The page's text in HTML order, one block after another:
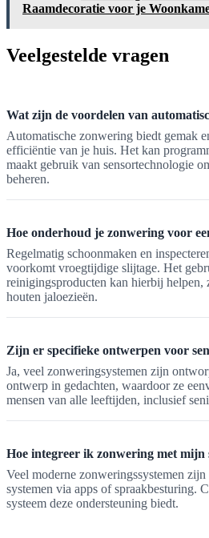
Raamdecoratie voor je
Veelgestelde vragen
Wat zijn de voordelen van
Automatische zonwering biedt gemak
efficiëntie van je huis. Het kan
maakt gebruik van sensortechnologie
beheren.
Hoe onderhoud je zonwering voor
Regelmatig schoonmaken en
voorkomt vroegtijdige slijtage. Het
reinigingsproducten kan hierbij helpen,
houten jaloezieën.
Zijn er specifieke ontwerpen voor
Ja, veel zonweringsystemen zijn
ontwerp in gedachten, waardoor ze
mensen van alle leeftijden, inclusief
Hoe integreer ik zonwering met mijn
Veel moderne zonweringssystemen
systemen via apps of spraakbesturing.
systeem deze ondersteuning biedt.